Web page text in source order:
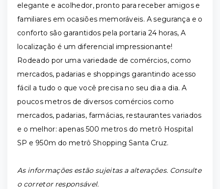
elegante e acolhedor, pronto para receber amigos e
familiares em ocasiões memoráveis. A segurança e o
conforto são garantidos pela portaria 24 horas, A
localização é um diferencial impressionante!
Rodeado por uma variedade de comércios, como
mercados, padarias e shoppings garantindo acesso
fácil a tudo o que você precisa no seu dia a dia. A
poucos metros de diversos comércios como
mercados, padarias, farmácias, restaurantes variados
e o melhor: apenas 500 metros do metrô Hospital
SP e 950m do metrô Shopping Santa Cruz.
As informações estão sujeitas a alterações. Consulte
o corretor responsável.